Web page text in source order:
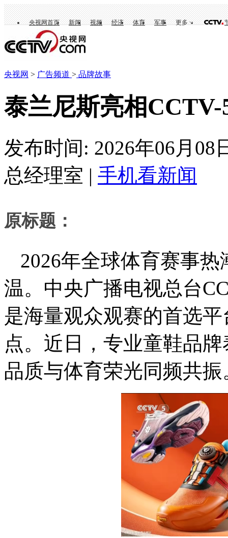
央视网首页 新闻 视频 经济 体育 军事 更多
央视网 > 广告频道 > 品牌故事
泰兰尼斯亮相
发布时间: 2026年06月08
总经理室 | 手机看新闻
原标题：
2026年全球体育赛事
温。中央广播电视总台
是海量观众观赛的首选
点。近日，专业童鞋品
品质与体育荣光同频共振